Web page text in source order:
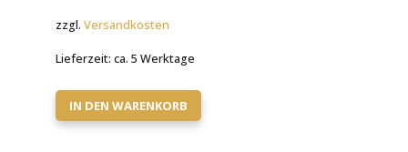
zzgl. Versandkosten
Lieferzeit: ca. 5 Werktage
IN DEN WARENKORB